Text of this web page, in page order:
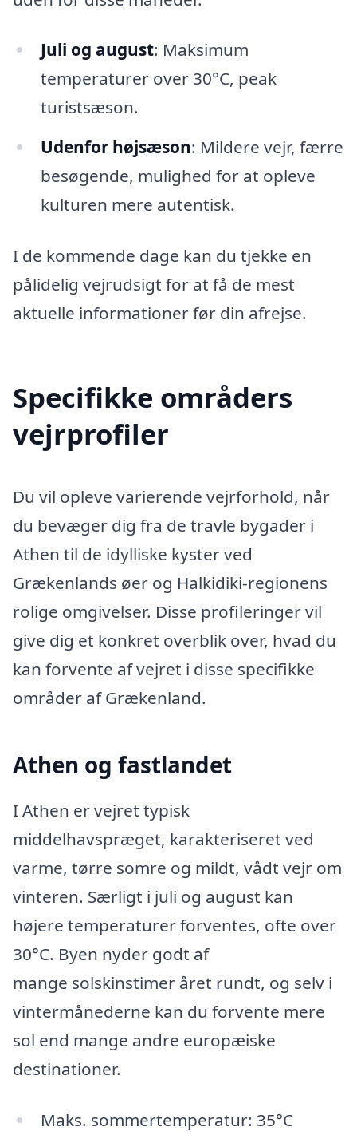
Juli og august: Maksimum
temperaturer over 30°C, peak
turistsæson.
Udenfor højsæson: Mildere vejr, færre
besøgende, mulighed for at opleve
kulturen mere autentisk.
I de kommende dage kan du tjekke en
pålidelig vejrudsigt for at få de mest
aktuelle informationer før din afrejse.
Specifikke områders
vejrprofiler
Du vil opleve varierende vejrforhold, når
du bevæger dig fra de travle bygader i
Athen til de idylliske kyster ved
Grækenlands øer og Halkidiki-regionens
rolige omgivelser. Disse profileringer vil
give dig et konkret overblik over, hvad du
kan forvente af vejret i disse specifikke
områder af Grækenland.
Athen og fastlandet
I Athen er vejret typisk
middelhavspræget, karakteriseret ved
varme, tørre somre og mildt, vådt vejr om
vinteren. Særligt i juli og august kan
højere temperaturer forventes, ofte over
30°C. Byen nyder godt af
mange solskinstimer året rundt, og selv i
vintermånederne kan du forvente mere
sol end mange andre europæiske
destinationer.
Maks. sommertemperatur: 35°C